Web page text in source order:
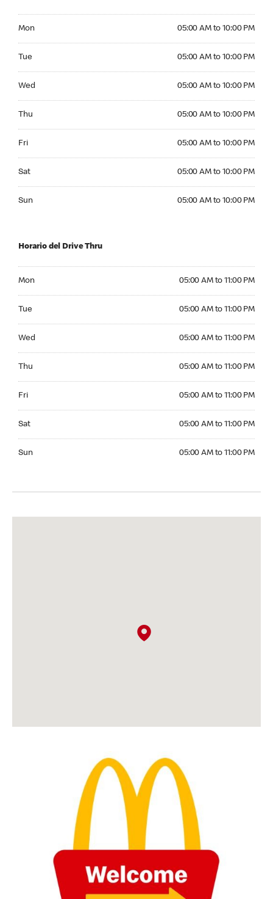
Mon 05:00 AM to 10:00 PM
Tue 05:00 AM to 10:00 PM
Wed 05:00 AM to 10:00 PM
Thu 05:00 AM to 10:00 PM
Fri 05:00 AM to 10:00 PM
Sat 05:00 AM to 10:00 PM
Sun 05:00 AM to 10:00 PM
Horario del Drive Thru
Mon 05:00 AM to 11:00 PM
Tue 05:00 AM to 11:00 PM
Wed 05:00 AM to 11:00 PM
Thu 05:00 AM to 11:00 PM
Fri 05:00 AM to 11:00 PM
Sat 05:00 AM to 11:00 PM
Sun 05:00 AM to 11:00 PM